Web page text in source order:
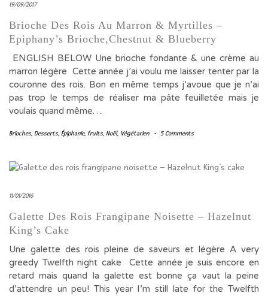
19/09/2017
Brioche Des Rois Au Marron & Myrtilles –
Epiphany’s Brioche,chestnut & Blueberry
ENGLISH BELOW Une brioche fondante & une crème au
marron légère Cette année j’ai voulu me laisser tenter par la
couronne des rois. Bon en même temps j’avoue que je n’ai
pas trop le temps de réaliser ma pâte feuilletée mais je
voulais quand même…
Brioches, Desserts, Épiphanie, fruits, Noël, Végétarien - 5 Comments
11/01/2016
Galette Des Rois Frangipane Noisette – Hazelnut
King’s Cake
Une galette des rois pleine de saveurs et légère A very
greedy Twelfth night cake Cette année je suis encore en
retard mais quand la galette est bonne ça vaut la peine
d’attendre un peu! This year I’m still late for the Twelfth